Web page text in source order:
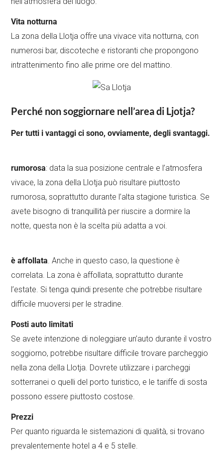
Vita notturna
La zona della Llotja offre una vivace vita notturna, con
numerosi bar, discoteche e ristoranti che propongono
intrattenimento fino alle prime ore del mattino.
Perché non soggiornare nell’area di Ljotja?
Per tutti i vantaggi ci sono, ovviamente, degli svantaggi.
rumorosa: data la sua posizione centrale e l’atmosfera
vivace, la zona della Llotja può risultare piuttosto
rumorosa, soprattutto durante l’alta stagione turistica. Se
avete bisogno di tranquillità per riuscire a dormire la
notte, questa non è la scelta più adatta a voi.
è affollata. Anche in questo caso, la questione è
correlata. La zona è affollata, soprattutto durante
l’estate. Si tenga quindi presente che potrebbe risultare
difficile muoversi per le stradine.
Posti auto limitati
Se avete intenzione di noleggiare un’auto durante il vostro
soggiorno, potrebbe risultare difficile trovare parcheggio
nella zona della Llotja. Dovrete utilizzare i parcheggi
sotterranei o quelli del porto turistico, e le tariffe di sosta
possono essere piuttosto costose.
Prezzi
Per quanto riguarda le sistemazioni di qualità, si trovano
prevalentemente hotel a 4 e 5 stelle.